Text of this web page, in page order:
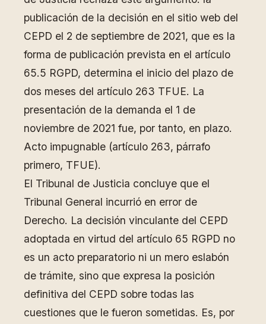
publicación de la decisión en el sitio web del
CEPD el 2 de septiembre de 2021, que es la
forma de publicación prevista en el artículo
65.5 RGPD, determina el inicio del plazo de
dos meses del artículo 263 TFUE. La
presentación de la demanda el 1 de
noviembre de 2021 fue, por tanto, en plazo.
Acto impugnable (artículo 263, párrafo
primero, TFUE).
El Tribunal de Justicia concluye que el
Tribunal General incurrió en error de
Derecho. La decisión vinculante del CEPD
adoptada en virtud del artículo 65 RGPD no
es un acto preparatorio ni un mero eslabón
de trámite, sino que expresa la posición
definitiva del CEPD sobre todas las
cuestiones que le fueron sometidas. Es, por